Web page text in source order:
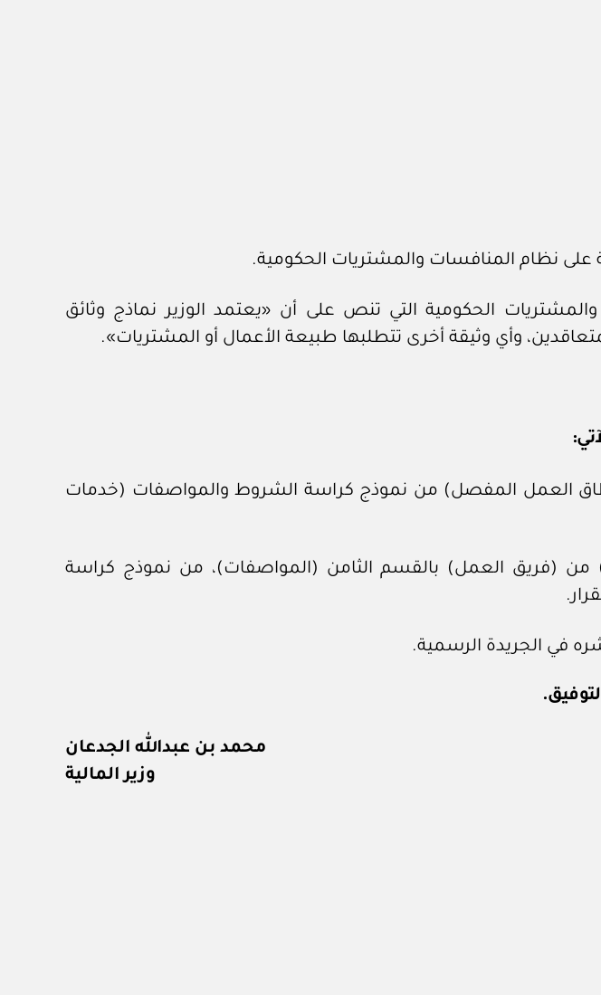
والمشتريات الحكومية التي تنص على أن «يعتمد الوزير نماذج وثائق
وأي وثيقة أخرى تتطلبها طبيعة الأعمال أو المشتريات».
العمل المفصل) من نموذج كراسة الشروط والمواصفات (خدمات
من (فريق العمل) بالقسم الثامن (المواصفات)، من نموذج كراسة
في الجريدة الرسمية.
محمد بن عبدالله الجدعان
وزير المالية